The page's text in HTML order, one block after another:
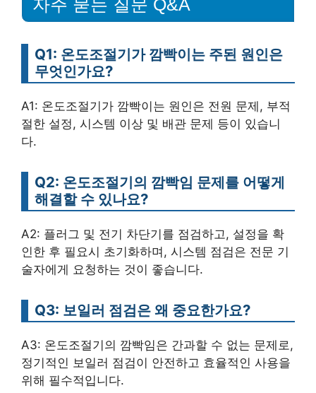
Q1: 온도조절기가 깜빡이는 주된 원인은
무엇인가요?
A1: 온도조절기가 깜빡이는 원인은 전원 문제, 부적
절한 설정, 시스템 이상 및 배관 문제 등이 있습니
다.
Q2: 온도조절기의 깜빡임 문제를 어떻게
해결할 수 있나요?
A2: 플러그 및 전기 차단기를 점검하고, 설정을 확
인한 후 필요시 초기화하며, 시스템 점검은 전문 기
술자에게 요청하는 것이 좋습니다.
Q3: 보일러 점검은 왜 중요한가요?
A3: 온도조절기의 깜빡임은 간과할 수 없는 문제로,
정기적인 보일러 점검이 안전하고 효율적인 사용을
위해 필수적입니다.